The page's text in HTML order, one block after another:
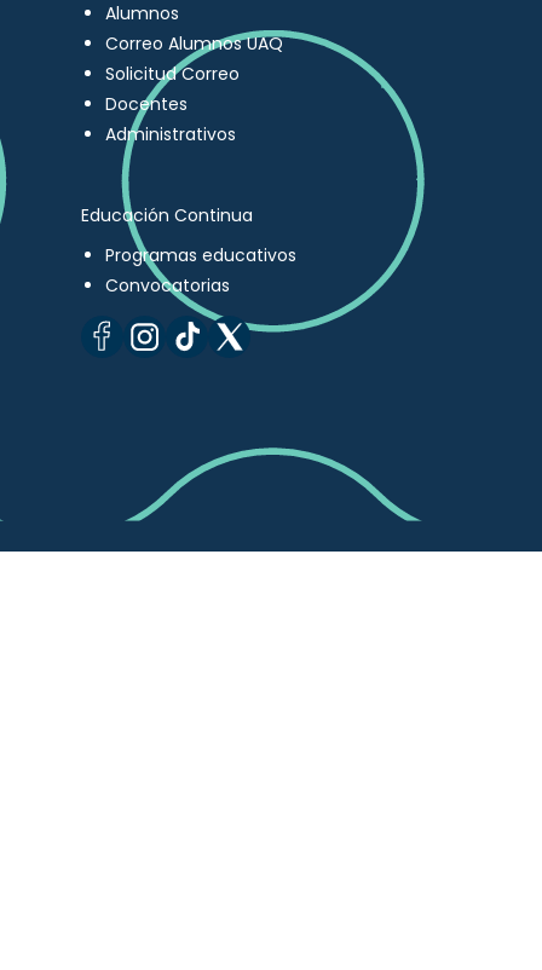
Alumnos
Correo Alumnos UAQ
Solicitud Correo
Docentes
Administrativos
Educación Continua
Programas educativos
Convocatorias